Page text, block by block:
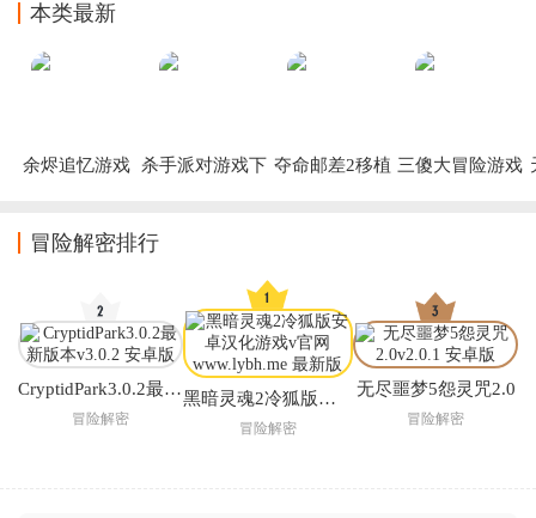
本类最新
余烬追忆游戏 杀手派对游戏下 夺命邮差2移植 三傻大冒险游戏
冒险解密排行
CryptidPark3.0.2最新版本
冒险解密
黑暗灵魂2冷狐版安卓汉化游戏
冒险解密
无尽噩梦5怨灵咒2.0
冒险解密